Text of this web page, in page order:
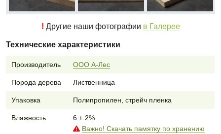
! Другие наши фотографии в Галерее
Технические характеристики
Производитель ООО А-Лес
Порода дерева Лиственница
Упаковка Полипропилен, стрейч пленка
Влажность
6 ± 2%
Важно! Скачать памятку по хранению